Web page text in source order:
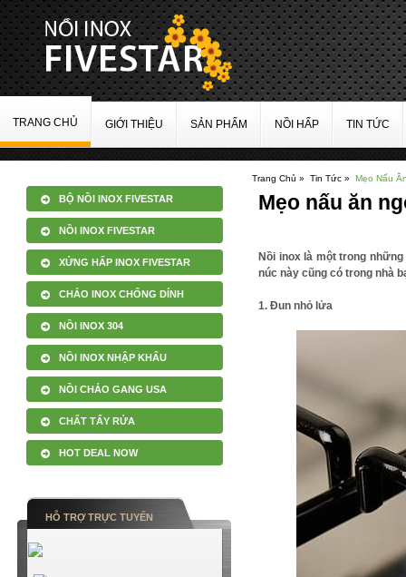
TRANG CHỦ GIỚI THIỆU SẢN PHẨM NỒI HẤP TIN TỨC
BỘ NỒI INOX FIVESTAR
NỒI INOX FIVESTAR
XỬNG HẤP INOX FIVESTAR
CHẢO INOX CHỐNG DÍNH
NỒI INOX 304
NỒI INOX NHẬP KHẨU
NỒI CHẢO GANG USA
CHẤT TẨY RỬA
HOT DEAL NOW
HỖ TRỢ TRỰC TUYẾN
Trang Chủ » Tin Tức » Mẹo Nấu
Mẹo nấu ăn
Nồi inox là một trong
núc này cũng có trong nhà
1. Đun nhỏ lửa